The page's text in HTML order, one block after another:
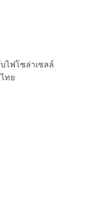
ไฟโซล่าเซลล์
ทย